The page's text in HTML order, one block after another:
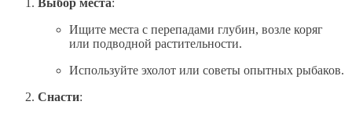
Выбор места:
Ищите места с перепадами глубин, возле коряг
или подводной растительности.
Используйте эхолот или советы опытных рыбаков.
Снасти: